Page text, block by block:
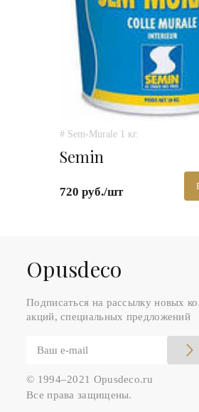
# Sem-Murale 1 кг.
Semin
720 руб./шт
Оpusdeco
Подписаться на рассылку новых
акций, специальных предложений
© 1994–2021 Opusdeco.ru
Все права защищены.